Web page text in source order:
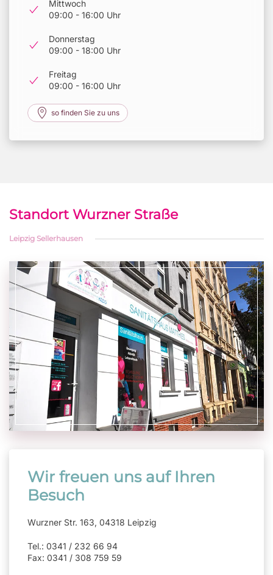
Mittwoch
09:00 - 16:00 Uhr
Donnerstag
09:00 - 18:00 Uhr
Freitag
09:00 - 16:00 Uhr
so finden Sie zu uns
Standort Wurzner Straße
Leipzig Sellerhausen
Wir freuen uns auf Ihren
Besuch
Wurzner Str. 163, 04318 Leipzig
Tel.: 0341 / 232 66 94
Fax: 0341 / 308 759 59